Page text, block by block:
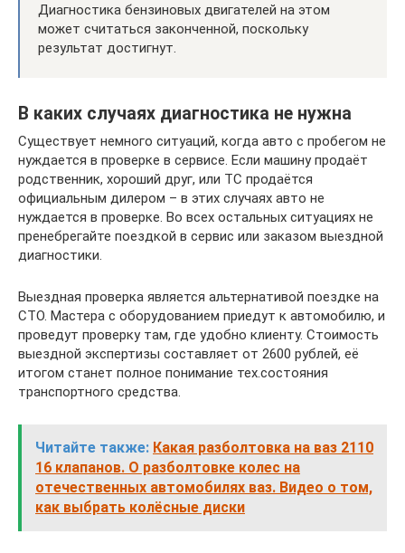
Диагностика бензиновых двигателей на этом
может считаться законченной, поскольку
результат достигнут.
В каких случаях диагностика не нужна
Существует немного ситуаций, когда авто с пробегом не
нуждается в проверке в сервисе. Если машину продаёт
родственник, хороший друг, или ТС продаётся
официальным дилером – в этих случаях авто не
нуждается в проверке. Во всех остальных ситуациях не
пренебрегайте поездкой в сервис или заказом выездной
диагностики.
Выездная проверка является альтернативой поездке на
СТО. Мастера с оборудованием приедут к автомобилю, и
проведут проверку там, где удобно клиенту. Стоимость
выездной экспертизы составляет от 2600 рублей, её
итогом станет полное понимание тех.состояния
транспортного средства.
Читайте также: Какая разболтовка на ваз 2110
16 клапанов. О разболтовке колес на
отечественных автомобилях ваз. Видео о том,
как выбрать колёсные диски